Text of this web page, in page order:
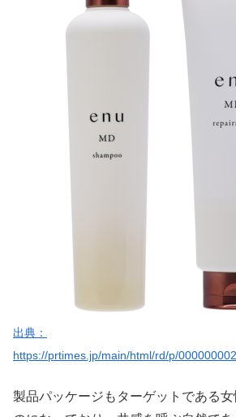
出典：
https://prtimes.jp/main/html/rd/p/
製品パッケージもターゲットである